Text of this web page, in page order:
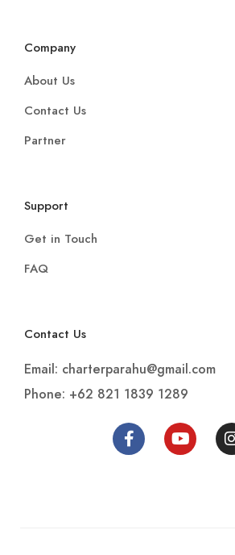
Company
About Us
Contact Us
Partner
Support
Get in Touch
FAQ
Contact Us
Email: charterparahu@gmail.com
Phone: +62 821 1839 1289